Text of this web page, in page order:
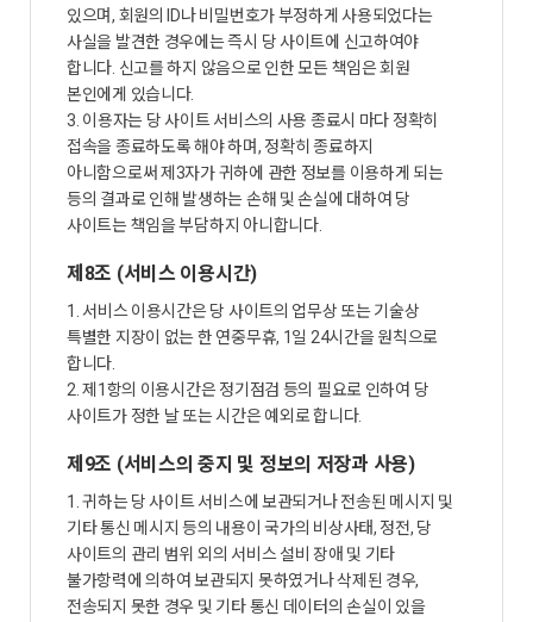
있으며, 회원의 ID나 비밀번호가 부정하게 사용되었다는
사실을 발견한 경우에는 즉시 당 사이트에 신고하여야
합니다. 신고를 하지 않음으로 인한 모든 책임은 회원
본인에게 있습니다.
3. 이용자는 당 사이트 서비스의 사용 종료시 마다 정확히
접속을 종료하도록 해야 하며, 정확히 종료하지
아니함으로써 제3자가 귀하에 관한 정보를 이용하게 되는
등의 결과로 인해 발생하는 손해 및 손실에 대하여 당
사이트는 책임을 부담하지 아니합니다.
제8조 (서비스 이용시간)
1. 서비스 이용시간은 당 사이트의 업무상 또는 기술상
특별한 지장이 없는 한 연중무휴, 1일 24시간을 원칙으로
합니다.
2. 제1항의 이용시간은 정기점검 등의 필요로 인하여 당
사이트가 정한 날 또는 시간은 예외로 합니다.
제9조 (서비스의 중지 및 정보의 저장과 사용)
1. 귀하는 당 사이트 서비스에 보관되거나 전송된 메시지 및
기타 통신 메시지 등의 내용이 국가의 비상사태, 정전, 당
사이트의 관리 범위 외의 서비스 설비 장애 및 기타
불가항력에 의하여 보관되지 못하였거나 삭제된 경우,
전송되지 못한 경우 및 기타 통신 데이터의 손실이 있을